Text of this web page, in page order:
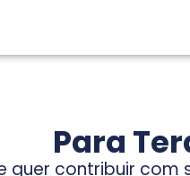
Para
quer contribuir